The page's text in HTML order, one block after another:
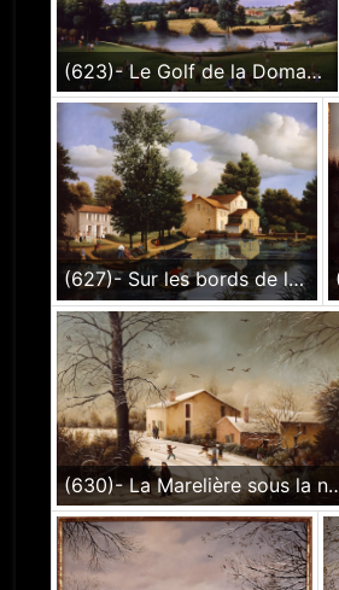
(623)- Le Golf de la Domangère-Les Ramasseurs de balles-1987-33x46 cm.
(627)- Sur les bords de la Sèvre-1987-27x35 cm.
(630)- La Marelière